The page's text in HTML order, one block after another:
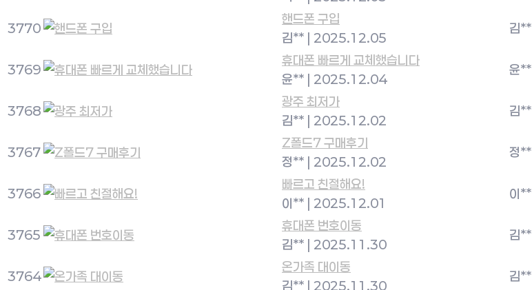
3770
핸드폰 구입
김**
2025.12.05
김**
3769
휴대폰 빠르게 교체했습니다
윤**
2025.12.04
윤**
3768
광주 최저가
김**
2025.12.02
김**
3767
Z폴드7 구매후기
정**
2025.12.02
정**
3766
빠르고 친절해요!
이**
2025.12.01
이**
3765
휴대폰 번호이동
김**
2025.11.30
김**
3764
온가족 대이동
김**
2025.11.30
김**